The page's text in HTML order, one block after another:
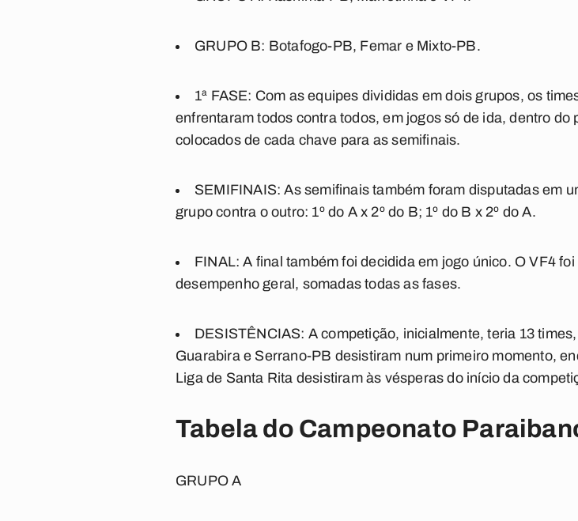
GRUPO B: Botafogo-PB, Femar e Mixto-PB.
1ª FASE: Com as equipes divididas em dois grupos, os
enfrentaram todos contra todos, em jogos só de ida, dentro
colocados de cada chave para as semifinais.
SEMIFINAIS: As semifinais também foram disputadas em
grupo contra o outro: 1º do A x 2º do B; 1º do B x 2º do A.
FINAL: A final também foi decidida em jogo único. O VF4
desempenho geral, somadas todas as fases.
DESISTÊNCIAS: A competição, inicialmente, teria 13
Guarabira e Serrano-PB desistiram num primeiro momento,
Liga de Santa Rita desistiram às vésperas do início da
Tabela do Campeonato
GRUPO A